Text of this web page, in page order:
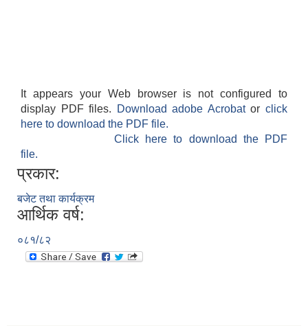
It appears your Web browser is not configured to
display PDF files.
Download adobe Acrobatorclick
here to download the PDF file.
Click here to download the PDF
file.
प्रकार:
बजेट तथा कार्यक्रम
आर्थिक वर्ष:
०८१/८२